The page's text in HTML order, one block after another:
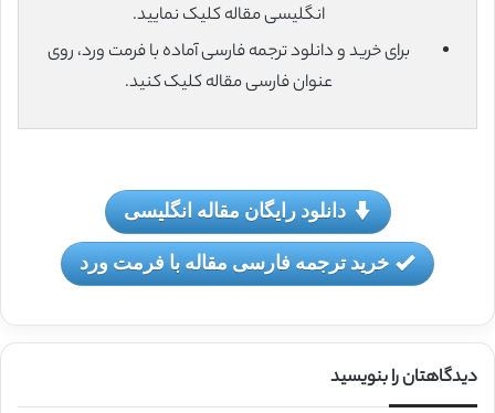
انگلیسی مقاله کلیک نمایید.
برای خرید و دانلود ترجمه فارسی آماده با فرمت ورد، روی
عنوان فارسی مقاله کلیک کنید.
دانلود رایگان مقاله انگلیسی
خرید ترجمه فارسی مقاله با فرمت ورد
دیدگاهتان را بنویسید